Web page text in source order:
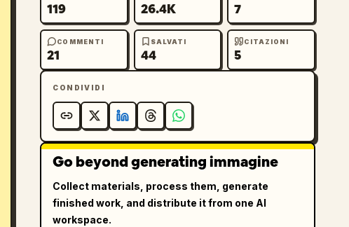
119 26.4K 7
COMMENTI
21
SALVATI
44
CITAZIONI
5
CONDIVIDI
Go beyond generating immagine
Collect materials, process them, generate
finished work, and distribute it from one AI
workspace.